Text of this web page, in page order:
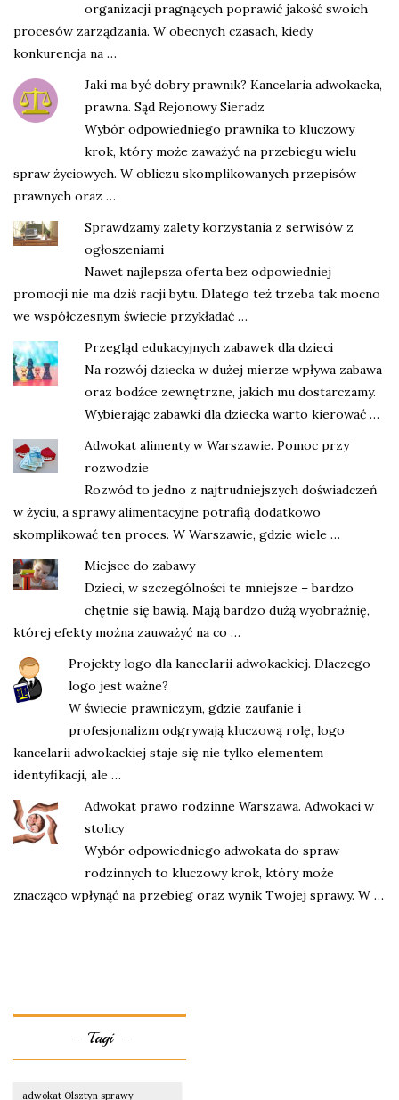
organizacji pragnących poprawić jakość swoich
procesów zarządzania. W obecnych czasach, kiedy
konkurencja na …
Jaki ma być dobry prawnik? Kancelaria adwokacka,
prawna. Sąd Rejonowy Sieradz
Wybór odpowiedniego prawnika to kluczowy
krok, który może zaważyć na przebiegu wielu
spraw życiowych. W obliczu skomplikowanych przepisów
prawnych oraz …
Sprawdzamy zalety korzystania z serwisów z
ogłoszeniami
Nawet najlepsza oferta bez odpowiedniej
promocji nie ma dziś racji bytu. Dlatego też trzeba tak mocno
we współczesnym świecie przykładać …
Przegląd edukacyjnych zabawek dla dzieci
Na rozwój dziecka w dużej mierze wpływa zabawa
oraz bodźce zewnętrzne, jakich mu dostarczamy.
Wybierając zabawki dla dziecka warto kierować …
Adwokat alimenty w Warszawie. Pomoc przy
rozwodzie
Rozwód to jedno z najtrudniejszych doświadczeń
w życiu, a sprawy alimentacyjne potrafią dodatkowo
skomplikować ten proces. W Warszawie, gdzie wiele …
Miejsce do zabawy
Dzieci, w szczególności te mniejsze – bardzo
chętnie się bawią. Mają bardzo dużą wyobraźnię,
której efekty można zauważyć na co …
Projekty logo dla kancelarii adwokackiej. Dlaczego
logo jest ważne?
W świecie prawniczym, gdzie zaufanie i
profesjonalizm odgrywają kluczową rolę, logo
kancelarii adwokackiej staje się nie tylko elementem
identyfikacji, ale …
Adwokat prawo rodzinne Warszawa. Adwokaci w
stolicy
Wybór odpowiedniego adwokata do spraw
rodzinnych to kluczowy krok, który może
znacząco wpłynąć na przebieg oraz wynik Twojej sprawy. W …
Tagi
adwokat Olsztyn sprawy